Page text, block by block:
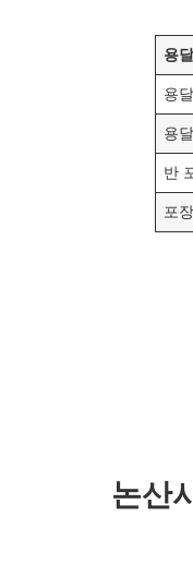
용
용
용
반
포
논산